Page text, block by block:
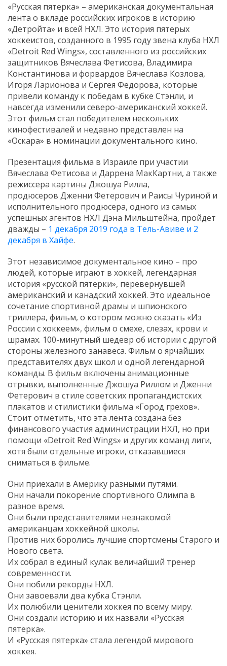
«Русская пятерка» – американская документальная
лента о вкладе российских игроков в историю
«Детройта» и всей НХЛ. Это история пятерых
хоккеистов, созданного в 1995 году звена клуба НХЛ
«Detroit Red Wings», составленного из российских
защитников Вячеслава Фетисова, Владимира
Константинова и форвардов Вячеслава Козлова,
Игоря Ларионова и Сергея Федорова, которые
привели команду к победам в кубке Стэнли, и
навсегда изменили северо-американский хоккей.
Этот фильм стал победителем нескольких
кинофестивалей и недавно представлен на
«Оскара» в номинации документального кино.
Презентация фильма в Израиле при участии
Вячеслава Фетисова и Даррена МакКартни, а также
режиссера картины Джошуа Рилла,
продюсеров Дженни Фетерович и Раисы Чуриной и
исполнительного продюсера, одного из самых
успешных агентов НХЛ Дэна Мильштейна, пройдет
дважды – 1 декабря 2019 года в Тель-Авиве и 2
декабря в Хайфе.
Этот независимое документальное кино – про
людей, которые играют в хоккей, легендарная
история «русской пятерки», перевернувшей
американский и канадский хоккей. Это идеальное
сочетание спортивной драмы и шпионского
триллера, фильм, о котором можно сказать «Из
России с хоккеем», фильм о смехе, слезах, крови и
шрамах. 100-минутный шедевр об истории с другой
стороны железного занавеса. Фильм о ярчайших
представителях двух школ и одной легендарной
команды. В фильм включены анимационные
отрывки, выполненные Джошуа Риллом и Дженни
Фетерович в стиле советских пропагандистских
плакатов и стилистики фильма «Город грехов».
Стоит отметить, что эта лента создана без
финансового участия администрации НХЛ, но при
помощи «Detroit Red Wings» и других команд лиги,
хотя были отдельные игроки, отказавшиеся
сниматься в фильме.
Они приехали в Америку разными путями.
Они начали покорение спортивного Олимпа в
разное время.
Они были представителями незнакомой
американцам хоккейной школы.
Против них боролись лучшие спортсмены Старого и
Нового света.
Их собрал в единый кулак величайший тренер
современности.
Они побили рекорды НХЛ.
Они завоевали два кубка Стэнли.
Их полюбили ценители хоккея по всему миру.
Они создали историю и их назвали «Русская
пятерка».
И «Русская пятерка» стала легендой мирового
хоккея.